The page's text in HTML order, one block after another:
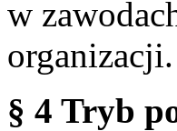
w
organizacji.
§ 4 Tryb